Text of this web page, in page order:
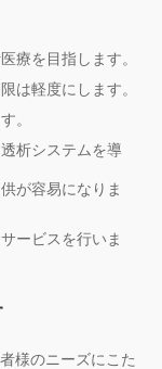
療を目指します。
は軽度にします。
。
析システムを導
が容易になりま
ービスを行いま
様のニーズにこた